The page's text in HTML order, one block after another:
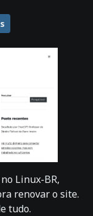
Linux-BR,
renovar o site.
tudo.